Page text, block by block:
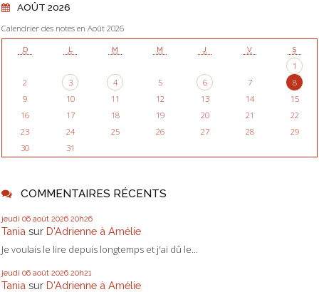
AOÛT 2026
Calendrier des notes en Août 2026
D L M M J V S
1
2
3 4 5 6 7
8
9
10 11 12 13 14
15
16
17 18 19 20 21
22
23
24 25 26 27 28
29
30
31
COMMENTAIRES RÉCENTS
jeudi 06 août 2026 20h26
Tania sur D'Adrienne à Amélie
Je voulais le lire depuis longtemps et j'ai dû le...
jeudi 06 août 2026 20h21
Tania sur D'Adrienne à Amélie